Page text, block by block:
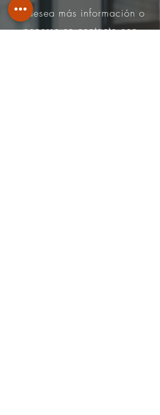
Si desea más información o
ponerse en contacto con